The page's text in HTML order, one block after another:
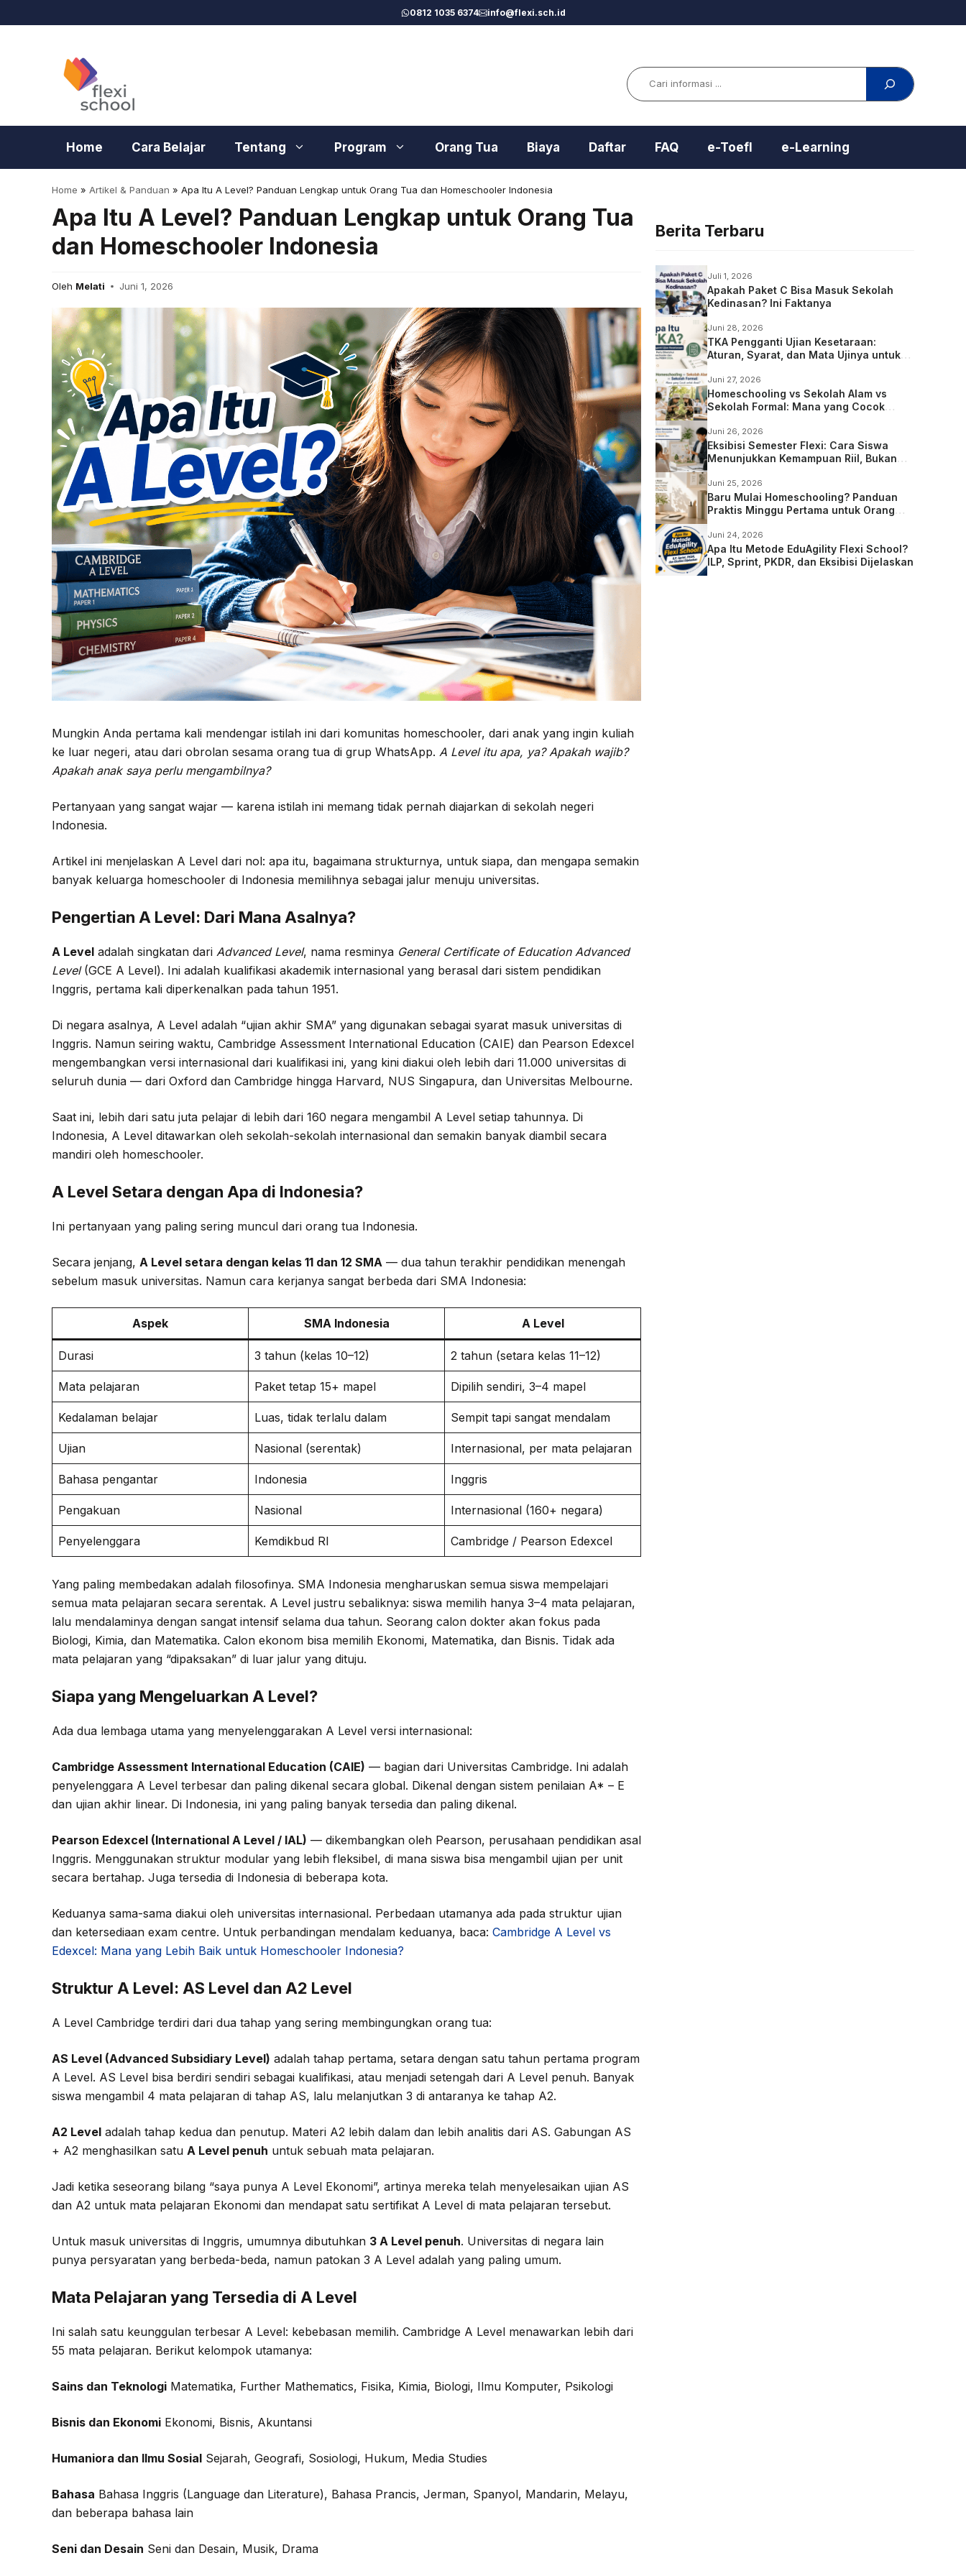
ke
0812 1035 6374 info@flexi.sch.id
Search
Home Cara Belajar Tentang Program Orang Tua Biaya Daftar FAQ e-Toefl e-Learning
Home » Artikel & Panduan » Apa Itu A Level? Panduan Lengkap untuk Orang Tua dan Homeschooler Indonesia
Apa Itu A Level? Panduan Lengkap untuk Orang Tua
dan Homeschooler Indonesia
Oleh Melati Juni 1, 2026
Mungkin Anda pertama kali mendengar istilah ini dari komunitas homeschooler, dari anak yang ingin kuliah
ke luar negeri, atau dari obrolan sesama orang tua di grup WhatsApp. A Level itu apa, ya? Apakah wajib?
Apakah anak saya perlu mengambilnya?
Pertanyaan yang sangat wajar — karena istilah ini memang tidak pernah diajarkan di sekolah negeri
Indonesia.
Artikel ini menjelaskan A Level dari nol: apa itu, bagaimana strukturnya, untuk siapa, dan mengapa semakin
banyak keluarga homeschooler di Indonesia memilihnya sebagai jalur menuju universitas.
Pengertian A Level: Dari Mana Asalnya?
A Level adalah singkatan dari Advanced Level, nama resminya General Certificate of Education Advanced
Level(GCE A Level). Ini adalah kualifikasi akademik internasional yang berasal dari sistem pendidikan
Inggris, pertama kali diperkenalkan pada tahun 1951.
Di negara asalnya, A Level adalah “ujian akhir SMA” yang digunakan sebagai syarat masuk universitas di
Inggris. Namun seiring waktu, Cambridge Assessment International Education (CAIE) dan Pearson Edexcel
mengembangkan versi internasional dari kualifikasi ini, yang kini diakui oleh lebih dari 11.000 universitas di
seluruh dunia — dari Oxford dan Cambridge hingga Harvard, NUS Singapura, dan Universitas Melbourne.
Saat ini, lebih dari satu juta pelajar di lebih dari 160 negara mengambil A Level setiap tahunnya. Di
Indonesia, A Level ditawarkan oleh sekolah-sekolah internasional dan semakin banyak diambil secara
mandiri oleh homeschooler.
A Level Setara dengan Apa di Indonesia?
Ini pertanyaan yang paling sering muncul dari orang tua Indonesia.
Secara jenjang, A Level setara dengan kelas 11 dan 12 SMA — dua tahun terakhir pendidikan menengah
sebelum masuk universitas. Namun cara kerjanya sangat berbeda dari SMA Indonesia:
Aspek SMA Indonesia A Level
Durasi 3 tahun (kelas 10–12) 2 tahun (setara kelas 11–12)
Mata pelajaran Paket tetap 15+ mapel Dipilih sendiri, 3–4 mapel
Kedalaman belajar Luas, tidak terlalu dalam Sempit tapi sangat mendalam
Ujian Nasional (serentak) Internasional, per mata pelajaran
Bahasa pengantar Indonesia Inggris
Pengakuan Nasional Internasional (160+ negara)
Penyelenggara Kemdikbud RI Cambridge / Pearson Edexcel
Yang paling membedakan adalah filosofinya. SMA Indonesia mengharuskan semua siswa mempelajari
semua mata pelajaran secara serentak. A Level justru sebaliknya: siswa memilih hanya 3–4 mata pelajaran,
lalu mendalaminya dengan sangat intensif selama dua tahun. Seorang calon dokter akan fokus pada
Biologi, Kimia, dan Matematika. Calon ekonom bisa memilih Ekonomi, Matematika, dan Bisnis. Tidak ada
mata pelajaran yang “dipaksakan” di luar jalur yang dituju.
Siapa yang Mengeluarkan A Level?
Ada dua lembaga utama yang menyelenggarakan A Level versi internasional:
Cambridge Assessment International Education (CAIE) — bagian dari Universitas Cambridge. Ini adalah
penyelenggara A Level terbesar dan paling dikenal secara global. Dikenal dengan sistem penilaian A* – E
dan ujian akhir linear. Di Indonesia, ini yang paling banyak tersedia dan paling dikenal.
Pearson Edexcel (International A Level / IAL) — dikembangkan oleh Pearson, perusahaan pendidikan asal
Inggris. Menggunakan struktur modular yang lebih fleksibel, di mana siswa bisa mengambil ujian per unit
secara bertahap. Juga tersedia di Indonesia di beberapa kota.
Keduanya sama-sama diakui oleh universitas internasional. Perbedaan utamanya ada pada struktur ujian
dan ketersediaan exam centre. Untuk perbandingan mendalam keduanya, baca: Cambridge A Level vs
Edexcel: Mana yang Lebih Baik untuk Homeschooler Indonesia?
Struktur A Level: AS Level dan A2 Level
A Level Cambridge terdiri dari dua tahap yang sering membingungkan orang tua:
AS Level (Advanced Subsidiary Level) adalah tahap pertama, setara dengan satu tahun pertama program
A Level. AS Level bisa berdiri sendiri sebagai kualifikasi, atau menjadi setengah dari A Level penuh. Banyak
siswa mengambil 4 mata pelajaran di tahap AS, lalu melanjutkan 3 di antaranya ke tahap A2.
A2 Level adalah tahap kedua dan penutup. Materi A2 lebih dalam dan lebih analitis dari AS. Gabungan AS
+ A2 menghasilkan satu A Level penuh untuk sebuah mata pelajaran.
Jadi ketika seseorang bilang “saya punya A Level Ekonomi”, artinya mereka telah menyelesaikan ujian AS
dan A2 untuk mata pelajaran Ekonomi dan mendapat satu sertifikat A Level di mata pelajaran tersebut.
Untuk masuk universitas di Inggris, umumnya dibutuhkan 3 A Level penuh. Universitas di negara lain
punya persyaratan yang berbeda-beda, namun patokan 3 A Level adalah yang paling umum.
Mata Pelajaran yang Tersedia di A Level
Ini salah satu keunggulan terbesar A Level: kebebasan memilih. Cambridge A Level menawarkan lebih dari
55 mata pelajaran. Berikut kelompok utamanya:
Sains dan Teknologi Matematika, Further Mathematics, Fisika, Kimia, Biologi, Ilmu Komputer, Psikologi
Bisnis dan Ekonomi Ekonomi, Bisnis, Akuntansi
Humaniora dan Ilmu Sosial Sejarah, Geografi, Sosiologi, Hukum, Media Studies
Bahasa Bahasa Inggris (Language dan Literature), Bahasa Prancis, Jerman, Spanyol, Mandarin, Melayu,
dan beberapa bahasa lain
Seni dan Desain Seni dan Desain, Musik, Drama
Berita Terbaru
Juli 1, 2026
Apakah Paket C Bisa Masuk Sekolah
Kedinasan? Ini Faktanya
Juni 28, 2026
TKA Pengganti Ujian Kesetaraan:
Aturan, Syarat, dan Mata Ujinya untuk
Juni 27, 2026
Homeschooling vs Sekolah Alam vs
Sekolah Formal: Mana yang Cocok
Juni 26, 2026
Eksibisi Semester Flexi: Cara Siswa
Menunjukkan Kemampuan Riil, Bukan
Juni 25, 2026
Baru Mulai Homeschooling? Panduan
Praktis Minggu Pertama untuk Orang
Juni 24, 2026
Apa Itu Metode EduAgility Flexi School?
ILP, Sprint, PKDR, dan Eksibisi Dijelaskan